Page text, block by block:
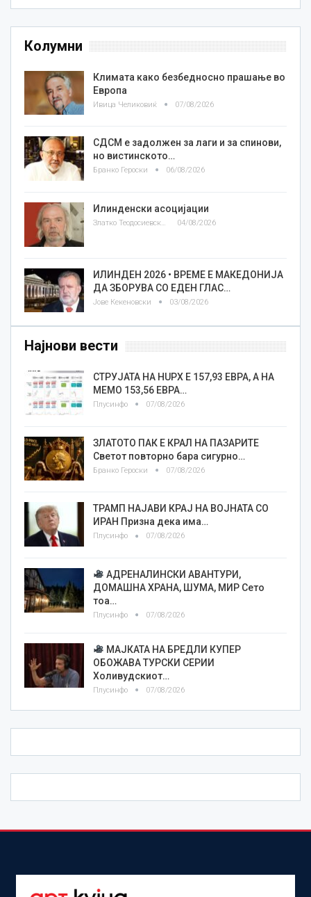
Колумни
Климата како безбедносно прашање во
Европа
Ивица Челиковиќ 07/08/2026
СДСМ е задолжен за лаги и за спинови,
но вистинското…
Бранко Героски 06/08/2026
Илинденски асоцијации
Златко Теодосиевски 04/08/2026
ИЛИНДЕН 2026 • ВРЕМЕ Е МАКЕДОНИЈА
ДА ЗБОРУВА СО ЕДЕН ГЛАС…
Јове Кекеновски 03/08/2026
Најнови вести
СТРУЈАТА НА HUPX Е 157,93 ЕВРА, А НА
МЕМО 153,56 ЕВРА…
Плусинфо 07/08/2026
ЗЛАТОТО ПАК Е КРАЛ НА ПАЗАРИТЕ
Светот повторно бара сигурно…
Бранко Героски 07/08/2026
ТРАМП НАЈАВИ КРАЈ НА ВОЈНАТА СО
ИРАН Призна дека има…
Плусинфо 07/08/2026
АДРЕНАЛИНСКИ АВАНТУРИ,
ДОМАШНА ХРАНА, ШУМА, МИР Сето
тоа…
Плусинфо 07/08/2026
МАЈКАТА НА БРЕДЛИ КУПЕР
ОБОЖАВА ТУРСКИ СЕРИИ
Холивудскиот…
Плусинфо 07/08/2026